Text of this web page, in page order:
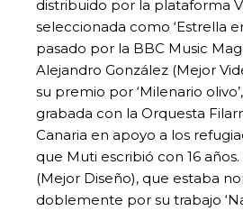
distribuido por la plataforma
seleccionada como ‘Estrella
pasado por la BBC Music
Alejandro González (Mejor
su premio por ‘Milenario
grabada con la Orquesta
Canaria en apoyo a los
que Muti escribió con 16
(Mejor Diseño), que estaba
doblemente por su trabajo